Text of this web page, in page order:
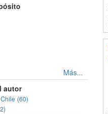
Más...
autor
(60)